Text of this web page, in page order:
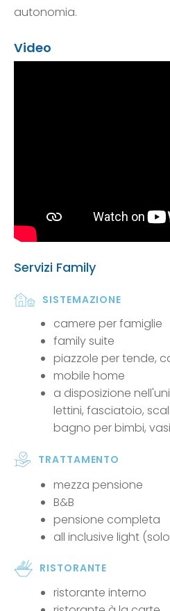
autonomia.
Video
Servizi Family
SISTEMAZIONE
camere per famiglie
family suite
piazzole per tende,
mobile home
a disposizione
lettini, fasciatoio,
bagno per bimbi,
TRATTAMENTO
mezza pensione
B&B
pensione completa
all inclusive light
RISTORANTE
ristorante interno